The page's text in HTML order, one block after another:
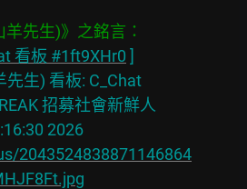
看板 #1ft9XHr0 ]
先生) 看板: C_Chat
招募社會新鮮人
2026
2043524838871146864